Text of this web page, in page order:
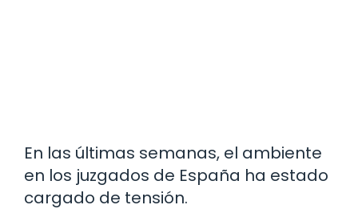
En las últimas semanas, el ambiente
en los juzgados de España ha estado
cargado de tensión.